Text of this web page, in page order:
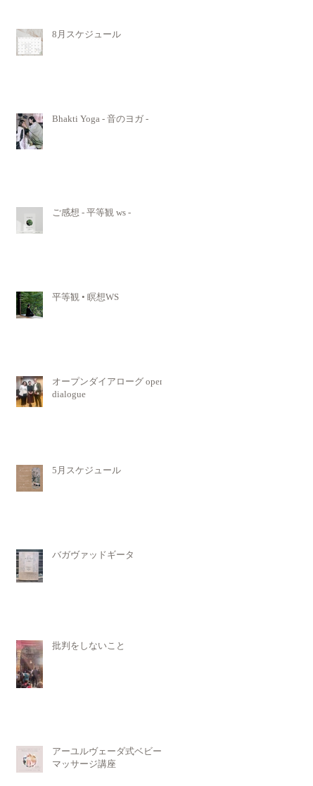
8月スケジュール
Bhakti Yoga - 音のヨガ -
ご感想 - 平等観 ws -
平等観 • 瞑想WS
オープンダイアローグ open
dialogue
5月スケジュール
バガヴァッドギータ
批判をしないこと
アーユルヴェーダ式ベビー
マッサージ講座